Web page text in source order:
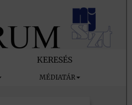
KERESÉS
MÉDIATÁR